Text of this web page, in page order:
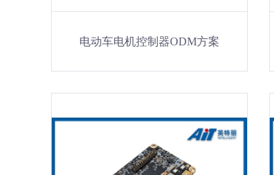
电动车电机控制器ODM方案